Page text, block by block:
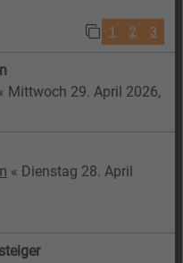
1 2 3
Mittwoch 29. April 2026,
« Dienstag 28. April